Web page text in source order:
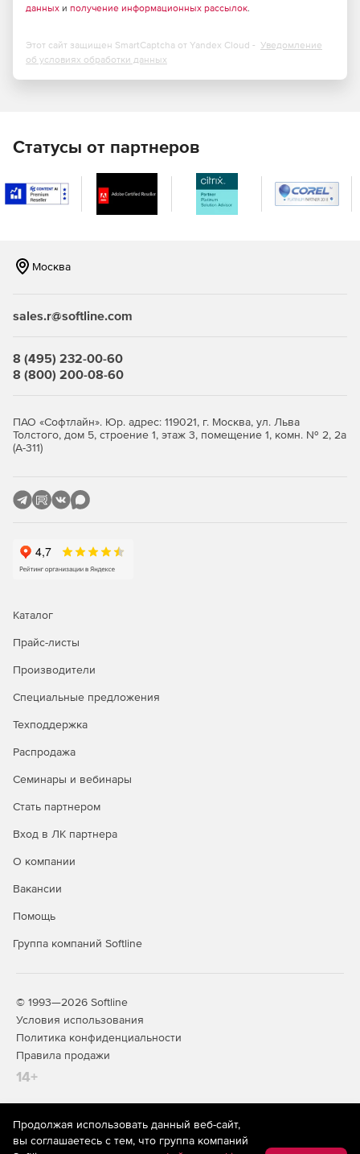
данных и получение информационных рассылок.
Этот сайт защищен SmartCaptcha от Yandex Cloud - Уведомление
об условиях обработки данных
Статусы от партнеров
Москва
sales.r@softline.com
8 (495) 232-00-60
8 (800) 200-08-60
ПАО «Софтлайн». Юр. адрес: 119021, г. Москва, ул. Льва
Толстого, дом 5, строение 1, этаж 3, помещение 1, комн. № 2, 2а
(А-311)
Каталог
Прайс-листы
Производители
Специальные предложения
Техподдержка
Распродажа
Семинары и вебинары
Стать партнером
Вход в ЛК партнера
О компании
Вакансии
Помощь
Группа компаний Softline
© 1993—2026 Softline
Условия использования
Политика конфиденциальности
Правила продажи
14+
На информационном ресурсе store.softline.ru применяются
рекомендательные технологии(информационные технологии
Продолжая использовать данный веб-сайт,
вы соглашаетесь с тем, что группа компаний